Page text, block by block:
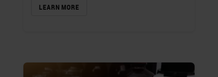
LEARN MORE